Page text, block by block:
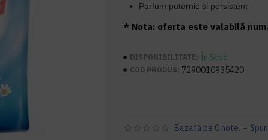
Parfum puternic si persistent
* Nota: oferta este valabilă
DISPONIBILITATE: În Stoc
COD PRODUS: 7290010935420
Bazată pe 0 note. -